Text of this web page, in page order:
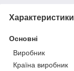
Характеристики
Основні
Виробник
Країна виробник